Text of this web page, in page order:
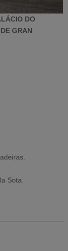
DO
GRAN
Sota.